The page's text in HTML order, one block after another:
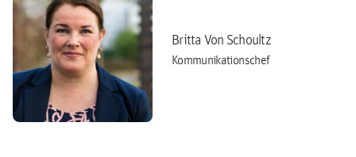
Britta Von Schoultz
Kommunikationschef